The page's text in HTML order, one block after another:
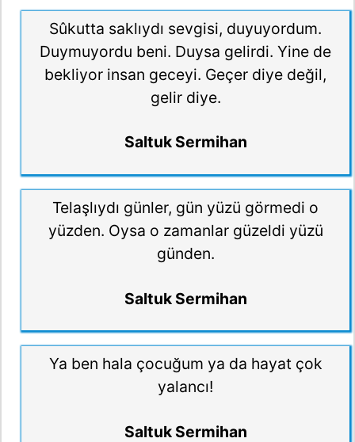
Sûkutta saklıydı sevgisi, duyuyordum.
Duymuyordu beni. Duysa gelirdi. Yine de
bekliyor insan geceyi. Geçer diye değil,
gelir diye.
Saltuk Sermihan
Telaşlıydı günler, gün yüzü görmedi o
yüzden. Oysa o zamanlar güzeldi yüzü
günden.
Saltuk Sermihan
Ya ben hala çocuğum ya da hayat çok
yalancı!
Saltuk Sermihan